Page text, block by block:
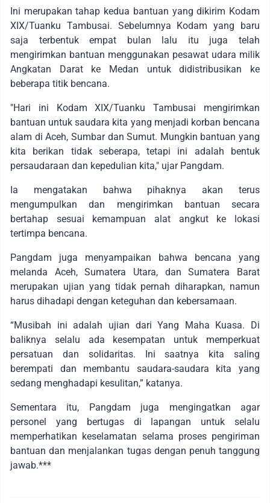
Ini merupakan tahap kedua bantuan yang dikirim Kodam
XIX/Tuanku Tambusai. Sebelumnya Kodam yang baru
saja terbentuk empat bulan lalu itu juga telah
mengirimkan bantuan menggunakan pesawat udara milik
Angkatan Darat ke Medan untuk didistribusikan ke
beberapa titik bencana.
"Hari ini Kodam XIX/Tuanku Tambusai mengirimkan
bantuan untuk saudara kita yang menjadi korban bencana
alam di Aceh, Sumbar dan Sumut. Mungkin bantuan yang
kita berikan tidak seberapa, tetapi ini adalah bentuk
persaudaraan dan kepedulian kita," ujar Pangdam.
Ia mengatakan bahwa pihaknya akan terus
mengumpulkan dan mengirimkan bantuan secara
bertahap sesuai kemampuan alat angkut ke lokasi
tertimpa bencana.
Pangdam juga menyampaikan bahwa bencana yang
melanda Aceh, Sumatera Utara, dan Sumatera Barat
merupakan ujian yang tidak pernah diharapkan, namun
harus dihadapi dengan keteguhan dan kebersamaan.
“Musibah ini adalah ujian dari Yang Maha Kuasa. Di
baliknya selalu ada kesempatan untuk memperkuat
persatuan dan solidaritas. Ini saatnya kita saling
berempati dan membantu saudara-saudara kita yang
sedang menghadapi kesulitan,” katanya.
Sementara itu, Pangdam juga mengingatkan agar
personel yang bertugas di lapangan untuk selalu
memperhatikan keselamatan selama proses pengiriman
bantuan dan menjalankan tugas dengan penuh tanggung
jawab.***